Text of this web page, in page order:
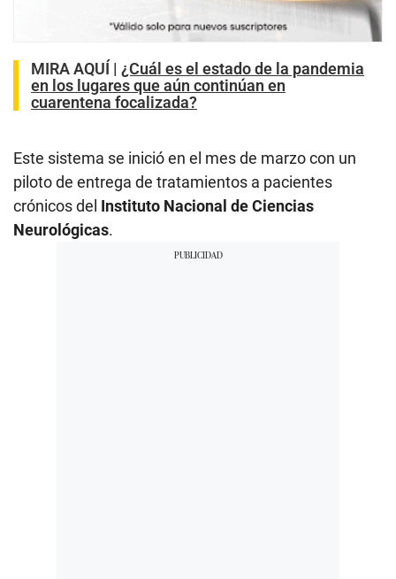
MIRA AQUÍ | ¿Cuál es el estado de la pandemia
en los lugares que aún continúan en
cuarentena focalizada?
Este sistema se inició en el mes de marzo con un
piloto de entrega de tratamientos a pacientes
crónicos del Instituto Nacional de Ciencias
Neurológicas.